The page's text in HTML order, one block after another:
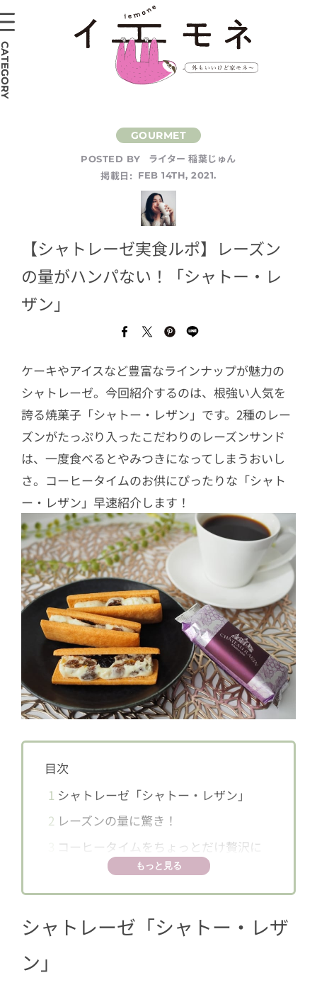
POSTED BY
ライター 稲葉じゅん
掲載日:
FEB 14TH, 2021.
【シャトレーゼ実食ルポ】レーズン
の量がハンパない！「シャトー・レ
ザン」
ケーキやアイスなど豊富なラインナップが魅力の
シャトレーゼ。今回紹介するのは、根強い人気を
誇る焼菓子「シャトー・レザン」です。2種のレー
ズンがたっぷり入ったこだわりのレーズンサンド
は、一度食べるとやみつきになってしまうおいし
さ。コーヒータイムのお供にぴったりな「シャト
ー・レザン」早速紹介します！
目次
1 シャトレーゼ「シャトー・レザン」
2 レーズンの量に驚き！
コーヒータイムをちょっとだけ贅沢に
もっと見る
シャトレーゼ「シャトー・レザ
ン」